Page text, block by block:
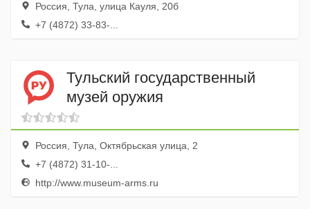
Россия, Тула, улица Кауля, 20б
+7 (4872) 33-83-...
Тульский государственный
музей оружия
Россия, Тула, Октябрьская улица, 2
+7 (4872) 31-10-...
http://www.museum-arms.ru